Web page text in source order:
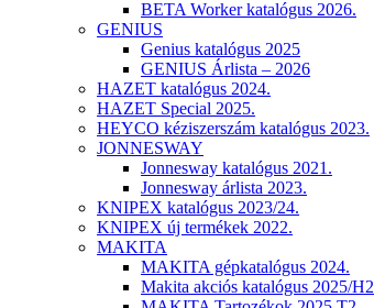
BETA Worker katalógus 2026.
GENIUS
Genius katalógus 2025
GENIUS Árlista – 2026
HAZET katalógus 2024.
HAZET Special 2025.
HEYCO kéziszerszám katalógus 2023.
JONNESWAY
Jonnesway katalógus 2021.
Jonnesway árlista 2023.
KNIPEX katalógus 2023/24.
KNIPEX új termékek 2022.
MAKITA
MAKITA gépkatalógus 2024.
Makita akciós katalógus 2025/H2